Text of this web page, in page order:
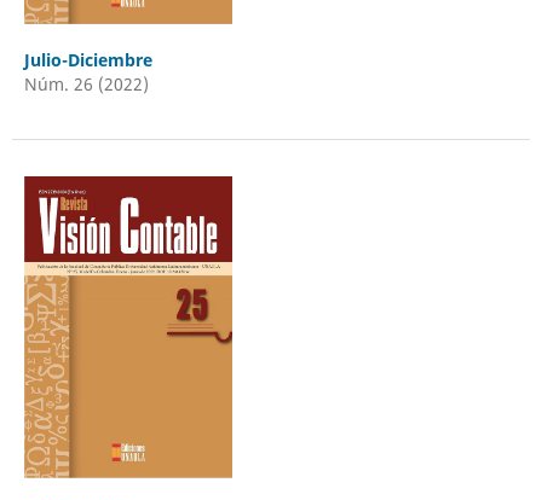
Julio-Diciembre
Núm. 26 (2022)